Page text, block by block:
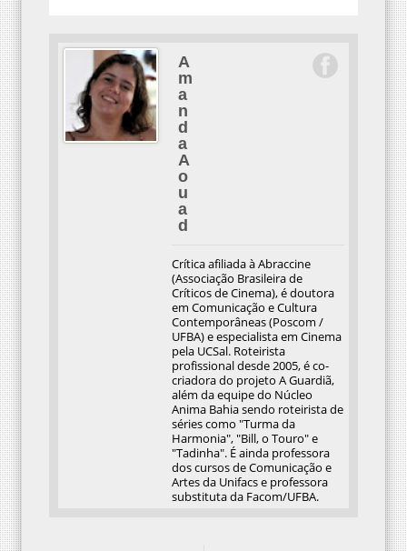
A
m
a
n
d
a
A
o
u
a
d
Crítica afiliada à Abraccine
(Associação Brasileira de
Críticos de Cinema), é doutora
em Comunicação e Cultura
Contemporâneas (Poscom /
UFBA) e especialista em Cinema
pela UCSal. Roteirista
profissional desde 2005, é co-
criadora do projeto A Guardiã,
além da equipe do Núcleo
Anima Bahia sendo roteirista de
séries como "Turma da
Harmonia", "Bill, o Touro" e
"Tadinha". É ainda professora
dos cursos de Comunicação e
Artes da Unifacs e professora
substituta da Facom/UFBA.